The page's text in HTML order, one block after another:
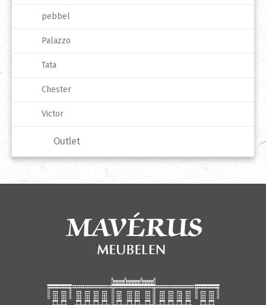
pebbel
Palazzo
Tata
Chester
Victor
Outlet